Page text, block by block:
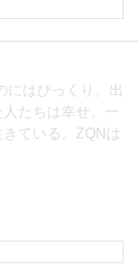
にはびっくり。出
たちは幸せ。一
ている。ZQNは